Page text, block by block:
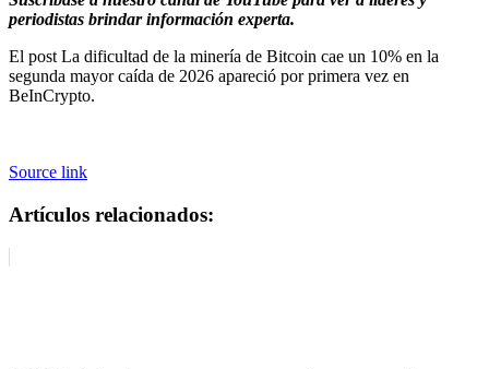
periodistas brindar información experta.
El post La dificultad de la minería de Bitcoin cae un 10% en la
segunda mayor caída de 2026 apareció por primera vez en
BeInCrypto.
Source link
Artículos relacionados: